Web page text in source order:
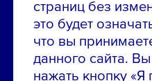
страниц без
это будет
что вы
данного сайта.
нажать кнопку
Сообщить об ошибке на
ПАО «ГМК «Норильский
Использование
без согласования